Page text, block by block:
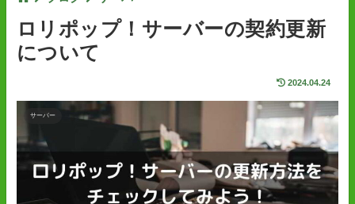
ロリポップ！サーバーの契約更新
について
2024.04.24
サーバー